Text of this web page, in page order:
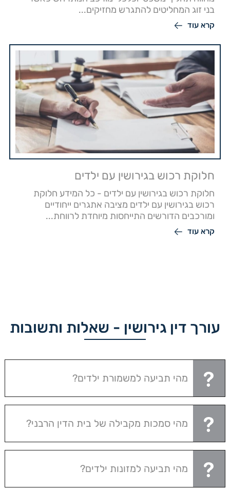
בני זוג המחליטים להתגרש מחזיקים...
קרא עוד
חלוקת רכוש בגירושין עם ילדים
חלוקת רכוש בגירושין עם ילדים - כל המידע חלוקת
רכוש בגירושין עם ילדים מציבה אתגרים ייחודיים
ומורכבים הדורשים התייחסות מיוחדת לרווחת...
קרא עוד
עורך דין גירושין - שאלות ותשובות
מהי תביעה למשמורת ילדים?
מהי סמכות מקבילה של בית הדין הרבני?
מהי תביעה למזונות ילדים?